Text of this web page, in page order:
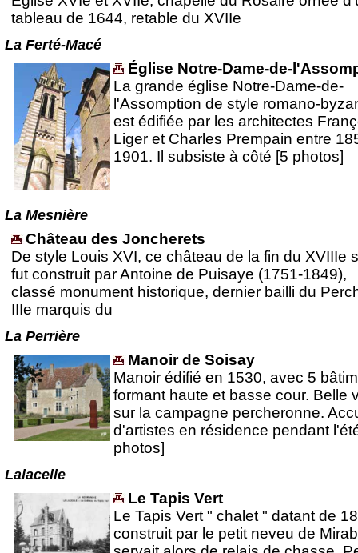
tableau de 1644, retable du XVIIe
La Ferté-Macé
Église Notre-Dame-de-
La grande église Notre-Dame-de-
l'Assomption de style romano-
est édifiée par les architectes
Liger et Charles Prempain entre
1901. Il subsiste à côté [5 photos]
La Mesnière
Château des Joncherets
De style Louis XVI, ce château de la fin du XVIIIe
fut construit par Antoine de Puisaye (1751-1849),
classé monument historique, dernier bailli du
IIIe marquis du
La Perrière
Manoir de Soisay
Manoir édifié en 1530, avec 5
formant haute et basse cour. Belle
sur la campagne percheronne.
d'artistes en résidence pendant
photos]
Lalacelle
Le Tapis Vert
Le Tapis Vert " chalet " datant de
construit par le petit neveu de